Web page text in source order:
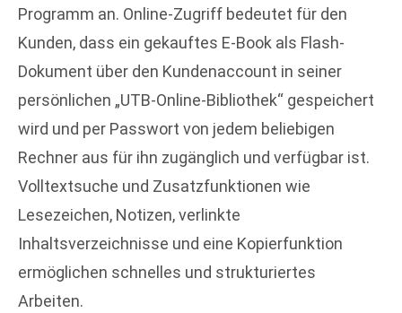
Programm an. Online-Zugriff bedeutet für den
Kunden, dass ein gekauftes E-Book als Flash-
Dokument über den Kundenaccount in seiner
persönlichen „UTB-Online-Bibliothek“ gespeichert
wird und per Passwort von jedem beliebigen
Rechner aus für ihn zugänglich und verfügbar ist.
Volltextsuche und Zusatzfunktionen wie
Lesezeichen, Notizen, verlinkte
Inhaltsverzeichnisse und eine Kopierfunktion
ermöglichen schnelles und strukturiertes
Arbeiten.